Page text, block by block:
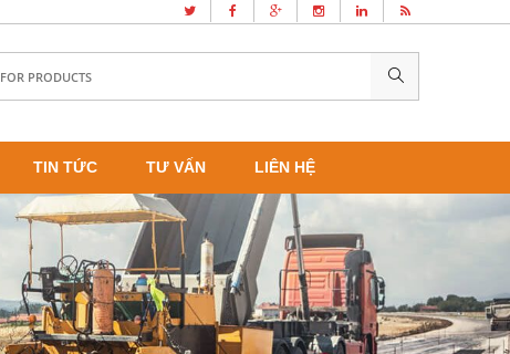
TIN TỨC TƯ VẤN LIÊN HỆ